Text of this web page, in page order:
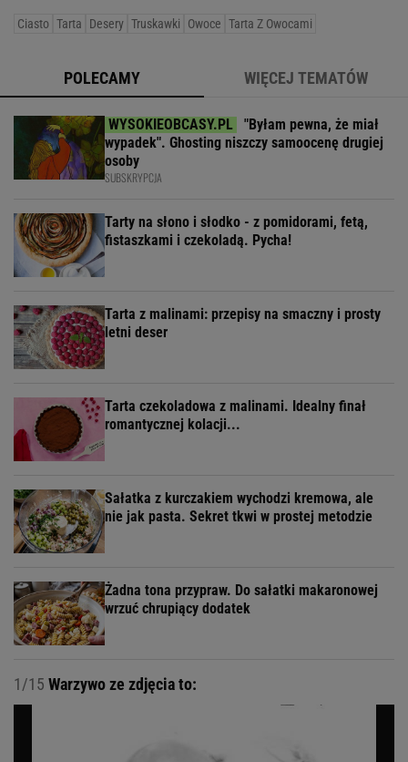
Ciasto Tarta Desery Truskawki Owoce Tarta Z Owocami
POLECAMY WIĘCEJ TEMATÓW
"Byłam pewna, że miał
wypadek". Ghosting niszczy samoocenę drugiej
osoby
SUBSKRYPCJA
Tarty na słono i słodko - z pomidorami, fetą,
fistaszkami i czekoladą. Pycha!
Tarta z malinami: przepisy na smaczny i prosty
letni deser
Tarta czekoladowa z malinami. Idealny finał
romantycznej kolacji...
Sałatka z kurczakiem wychodzi kremowa, ale
nie jak pasta. Sekret tkwi w prostej metodzie
Żadna tona przypraw. Do sałatki makaronowej
wrzuć chrupiący dodatek
1/15 Warzywo ze zdjęcia to: